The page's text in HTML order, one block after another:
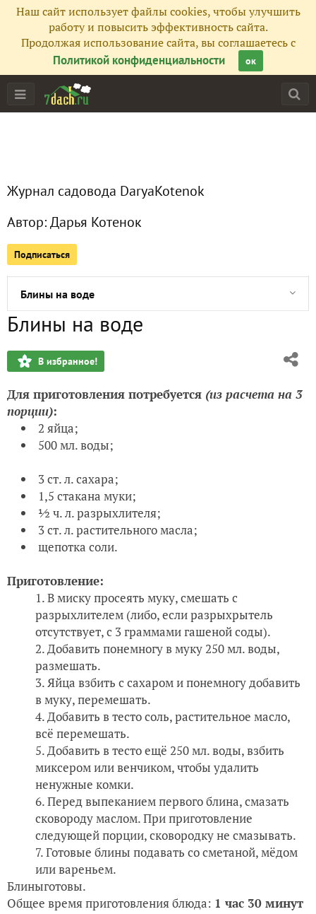
Наш сайт использует файлы cookies, чтобы улучшить
работу и повысить эффективность сайта.
Продолжая использование сайта, вы соглашаетесь с
Политикой конфиденциальности
ок
Журнал садовода DaryaKotenok
Автор:Дарья Котенок
Подписаться
Все публикации
Сейчас обсуждают
Блины на воде
Блины на воде
В избранное!
Для приготовления потребуется (из расчета на 3
порции):
2 яйца;
500 мл. воды;
3 ст. л. сахара;
1,5 стакана муки;
½ ч. л. разрыхлителя;
3 ст. л. растительного масла;
щепотка соли.
Приготовление:
В миску просеять муку, смешать с
разрыхлителем (либо, если разрыхрытель
отсутствует, с 3 граммами гашеной соды).
Добавить понемногу в муку 250 мл. воды,
размешать.
Яйца взбить с сахаром и понемногу добавить
в муку, перемешать.
Добавить в тесто соль, растительное масло,
всё перемешать.
Добавить в тесто ещё 250 мл. воды, взбить
миксером или венчиком, чтобы удалить
ненужные комки.
Перед выпеканием первого блина, смазать
сковороду маслом. При приготовление
следующей порции, сковородку не смазывать.
Готовые блины подавать со сметаной, мёдом
или вареньем.
Блиныготовы.
Общее время приготовления блюда: 1 час 30 минут